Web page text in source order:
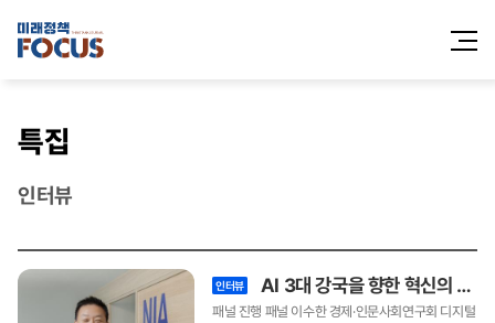
전체메
열기
특집
인터뷰
인터뷰 AI 3대 강국을 향한 혁신의 길을 열다
패널 진행 패널 이수한 경제·인문사회연구회 디지털